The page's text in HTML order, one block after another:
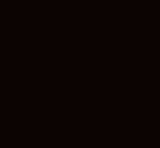
Ремонт